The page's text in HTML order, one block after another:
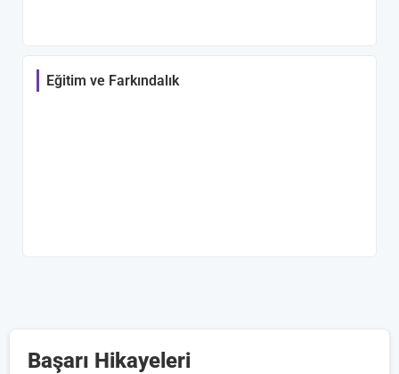
Eğitim ve Farkındalık
Başarı Hikayeleri